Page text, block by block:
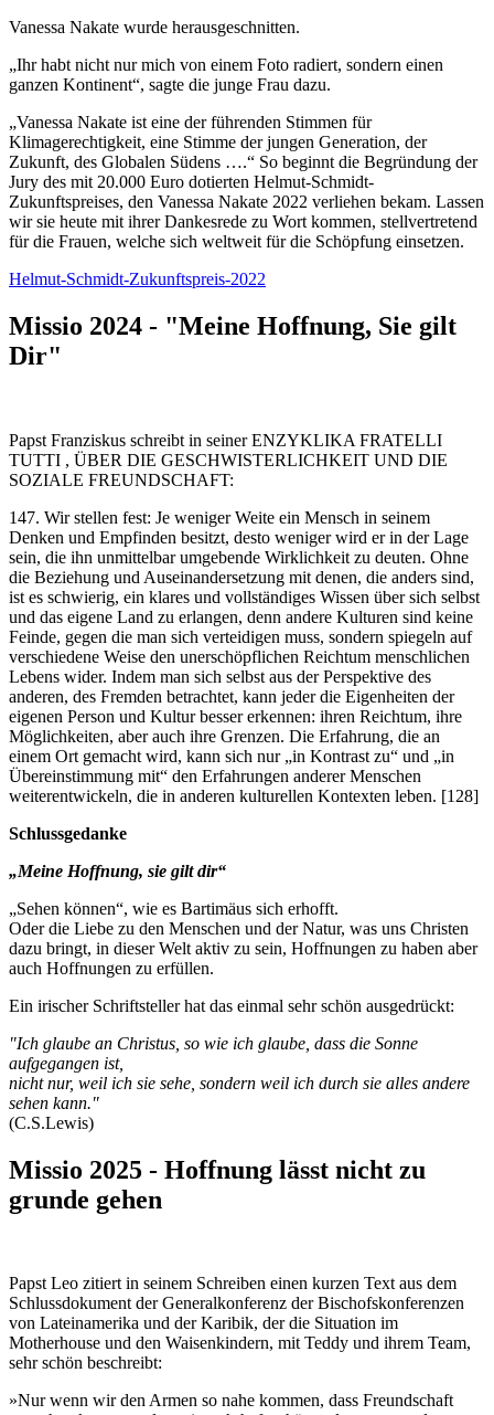
Vanessa Nakate wurde herausgeschnitten.
„Ihr habt nicht nur mich von einem Foto radiert, sondern einen
ganzen Kontinent“, sagte die junge Frau dazu.
„Vanessa Nakate ist eine der führenden Stimmen für
Klimagerechtigkeit, eine Stimme der jungen Generation, der
Zukunft, des Globalen Südens ….“ So beginnt die Begründung der
Jury des mit 20.000 Euro dotierten Helmut-Schmidt-
Zukunftspreises, den Vanessa Nakate 2022 verliehen bekam. Lassen
wir sie heute mit ihrer Dankesrede zu Wort kommen, stellvertretend
für die Frauen, welche sich weltweit für die Schöpfung einsetzen.
Helmut-Schmidt-Zukunftspreis-2022
Missio 2024 - "Meine Hoffnung, Sie gilt
Dir"
Papst Franziskus schreibt in seiner ENZYKLIKA FRATELLI
TUTTI , ÜBER DIE GESCHWISTERLICHKEIT UND DIE
SOZIALE FREUNDSCHAFT:
147. Wir stellen fest: Je weniger Weite ein Mensch in seinem
Denken und Empfinden besitzt, desto weniger wird er in der Lage
sein, die ihn unmittelbar umgebende Wirklichkeit zu deuten. Ohne
die Beziehung und Auseinandersetzung mit denen, die anders sind,
ist es schwierig, ein klares und vollständiges Wissen über sich selbst
und das eigene Land zu erlangen, denn andere Kulturen sind keine
Feinde, gegen die man sich verteidigen muss, sondern spiegeln auf
verschiedene Weise den unerschöpflichen Reichtum menschlichen
Lebens wider. Indem man sich selbst aus der Perspektive des
anderen, des Fremden betrachtet, kann jeder die Eigenheiten der
eigenen Person und Kultur besser erkennen: ihren Reichtum, ihre
Möglichkeiten, aber auch ihre Grenzen. Die Erfahrung, die an
einem Ort gemacht wird, kann sich nur „in Kontrast zu“ und „in
Übereinstimmung mit“ den Erfahrungen anderer Menschen
weiterentwickeln, die in anderen kulturellen Kontexten leben. [128]
Schlussgedanke
„Meine Hoffnung, sie gilt dir“
„Sehen können“, wie es Bartimäus sich erhofft.
Oder die Liebe zu den Menschen und der Natur, was uns Christen
dazu bringt, in dieser Welt aktiv zu sein, Hoffnungen zu haben aber
auch Hoffnungen zu erfüllen.
Ein irischer Schriftsteller hat das einmal sehr schön ausgedrückt:
"Ich glaube an Christus, so wie ich glaube, dass die Sonne
aufgegangen ist,
nicht nur, weil ich sie sehe, sondern weil ich durch sie alles andere
sehen kann."
(C.S.Lewis)
Missio 2025 - Hoffnung lässt nicht zu
grunde gehen
Papst Leo zitiert in seinem Schreiben einen kurzen Text aus dem
Schlussdokument der Generalkonferenz der Bischofskonferenzen
von Lateinamerika und der Karibik, der die Situation im
Motherhouse und den Waisenkindern, mit Teddy und ihrem Team,
sehr schön beschreibt:
»Nur wenn wir den Armen so nahe kommen, dass Freundschaft